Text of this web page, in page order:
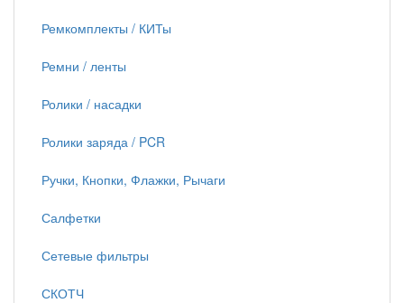
Ремкомплекты / КИТы
Ремни / ленты
Ролики / насадки
Ролики заряда / PCR
Ручки, Кнопки, Флажки, Рычаги
Салфетки
Сетевые фильтры
СКОТЧ